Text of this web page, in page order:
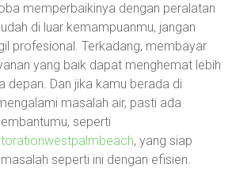
memperbaikinya dengan peralatan
di luar kemampuanmu, jangan
profesional. Terkadang, membayar
yang baik dapat menghemat lebih
depan. Dan jika kamu berada di
masalah air, pasti ada
seperti
, yang siap
seperti ini dengan efisien.